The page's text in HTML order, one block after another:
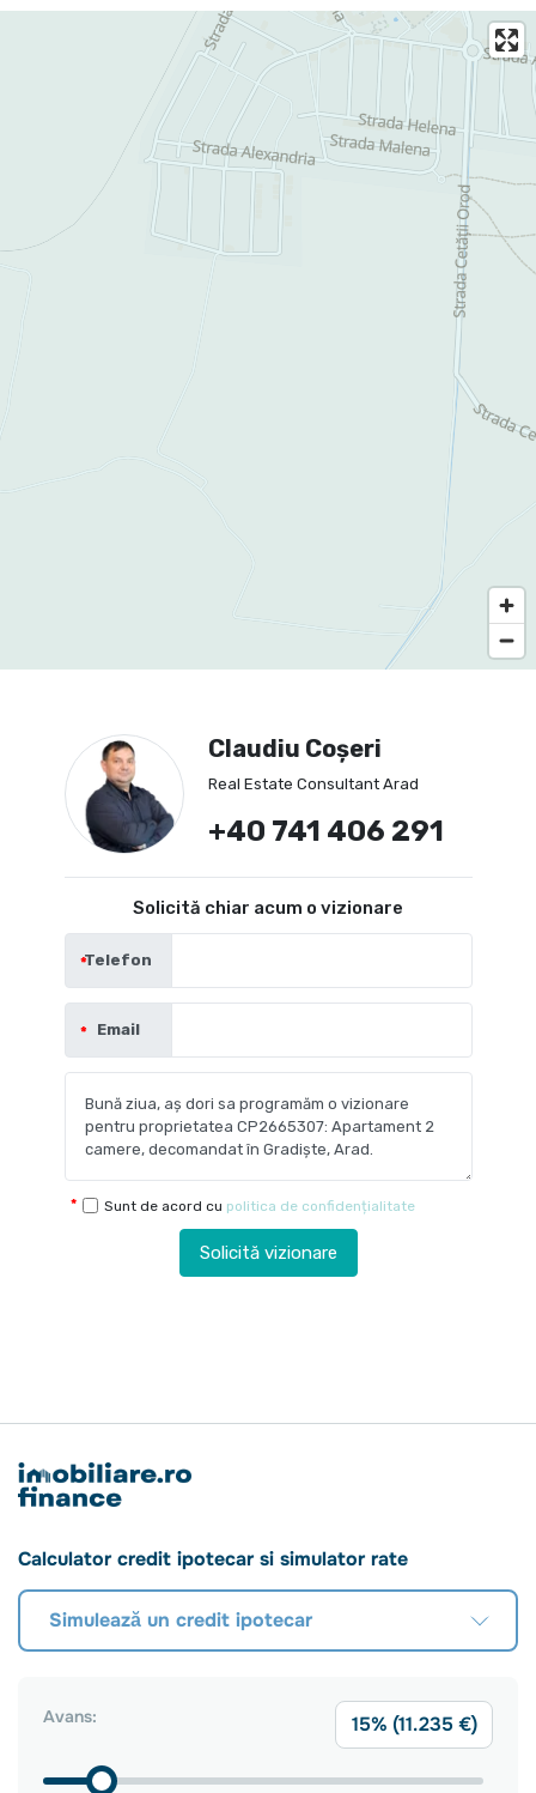
Claudiu Coșeri
Real Estate Consultant Arad
+40 741 406 291
Solicită chiar acum o vizionare
Telefon
Email
Sunt de acord cu politica de confidențialitate
Solicită vizionare